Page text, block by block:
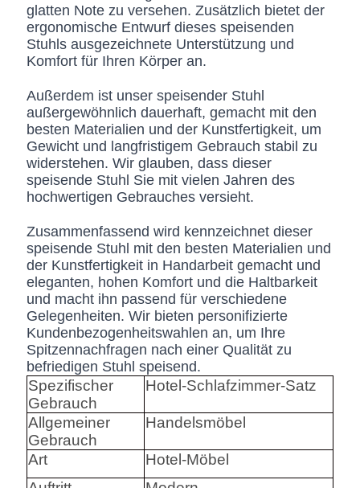
glatten Note zu versehen. Zusätzlich bietet der
ergonomische Entwurf dieses speisenden
Stuhls ausgezeichnete Unterstützung und
Komfort für Ihren Körper an.
Außerdem ist unser speisender Stuhl
außergewöhnlich dauerhaft, gemacht mit den
besten Materialien und der Kunstfertigkeit, um
Gewicht und langfristigem Gebrauch stabil zu
widerstehen. Wir glauben, dass dieser
speisende Stuhl Sie mit vielen Jahren des
hochwertigen Gebrauches versieht.
Zusammenfassend wird kennzeichnet dieser
speisende Stuhl mit den besten Materialien und
der Kunstfertigkeit in Handarbeit gemacht und
eleganten, hohen Komfort und die Haltbarkeit
und macht ihn passend für verschiedene
Gelegenheiten. Wir bieten personifizierte
Kundenbezogenheitswahlen an, um Ihre
Spitzennachfragen nach einer Qualität zu
befriedigen Stuhl speisend.
Spezifischer
Gebrauch
Hotel-Schlafzimmer-Satz
Allgemeiner
Gebrauch
Handelsmöbel
Art
Hotel-Möbel